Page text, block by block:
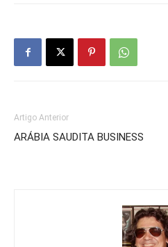
Artigo Anterior
ARÁBIA SAUDITA BUSINESS